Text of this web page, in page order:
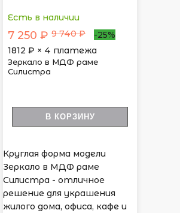
Есть в наличии
7 250 ₽ 9 740 ₽
-25%
1812 ₽ × 4 платежа
Зеркало в МДФ раме
Силистра
В КОРЗИНУ
Круглая форма модели
Зеркало в МДФ раме
Силистра - отличное
решение для украшения
жилого дома, офиса, кафе и